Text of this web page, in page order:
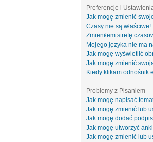
Preferencje i
Jak mogę zmienić
Czasy nie są właściwe!
Zmieniłem strefę
Mojego języka nie ma
Jak mogę wyświetlić
Jak mogę zmienić
Kiedy klikam odnośnik
Problemy z Pisaniem
Jak mogę napisać
Jak mogę zmienić lub
Jak mogę dodać
Jak mogę utworzyć
Jak mogę zmienić lub